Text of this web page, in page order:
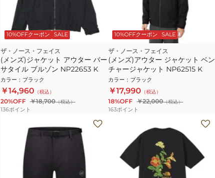
10%OFFクーポン SALE
ザ・ノース・フェイス
(メンズ)ジャケット アウター バー
サタイル ブルゾン NP22653 K
カラー ： ブラック
￥14,960 （税込）
20%OFF ￥18,700（税込）
136ポイント
10%OFFクーポン SALE
ザ・ノース・フェイス
(メンズ)アウター ジャケット ベン
チャージャケット NP62515 K
カラー ： ブラック
￥17,990 （税込）
18%OFF ￥22,000（税込）
163ポイント